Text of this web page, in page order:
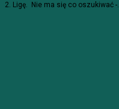
2. Ligę. Nie ma się co oszukiwać -...